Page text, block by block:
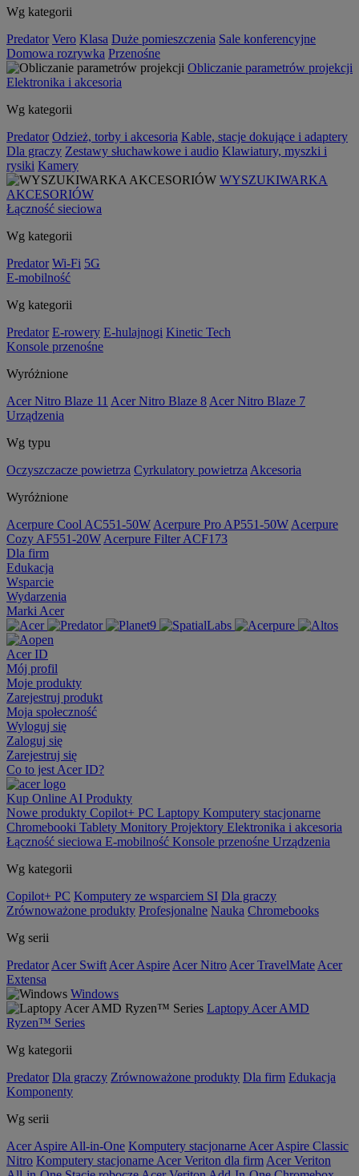
Wg kategorii
Predator Vero Klasa Duże pomieszczenia Sale konferencyjne
Domowa rozrywka Przenośne
Obliczanie parametrów projekcji
Elektronika i akcesoria
Wg kategorii
Predator Odzież, torby i akcesoria Kable, stacje dokujące i adaptery
Dla graczy Zestawy słuchawkowe i audio Klawiatury, myszki i
rysiki Kamery
WYSZUKIWARKA
AKCESORIÓW
Łączność sieciowa
Wg kategorii
Predator Wi-Fi 5G
E-mobilność
Wg kategorii
Predator E-rowery E-hulajnogi Kinetic Tech
Konsole przenośne
Wyróżnione
Acer Nitro Blaze 11 Acer Nitro Blaze 8 Acer Nitro Blaze 7
Urządzenia
Wg typu
Oczyszczacze powietrza Cyrkulatory powietrza Akcesoria
Wyróżnione
Acerpure Cool AC551-50W Acerpure Pro AP551-50W Acerpure
Cozy AF551-20W Acerpure Filter ACF173
Dla firm
Edukacja
Wsparcie
Wydarzenia
Marki Acer
Acer ID
Mój profil
Moje produkty
Zarejestruj produkt
Moja społeczność
Wyloguj się
Zaloguj się
Zarejestruj się
Co to jest Acer ID?
Kup Online AI Produkty
Nowe produkty Copilot+ PC Laptopy Komputery stacjonarne
Chromebooki Tablety Monitory Projektory Elektronika i akcesoria
Łączność sieciowa E-mobilność Konsole przenośne Urządzenia
Wg kategorii
Copilot+ PC Komputery ze wsparciem SI Dla graczy
Zrównoważone produkty Profesjonalne Nauka Chromebooks
Wg serii
Predator Acer Swift Acer Aspire Acer Nitro Acer TravelMate Acer
Extensa
Windows
Laptopy Acer AMD
Ryzen™ Series
Wg kategorii
Predator Dla graczy Zrównoważone produkty Dla firm Edukacja
Komponenty
Wg serii
Acer Aspire All-in-One Komputery stacjonarne Acer Aspire Classic
Nitro Komputery stacjonarne Acer Veriton dla firm Acer Veriton